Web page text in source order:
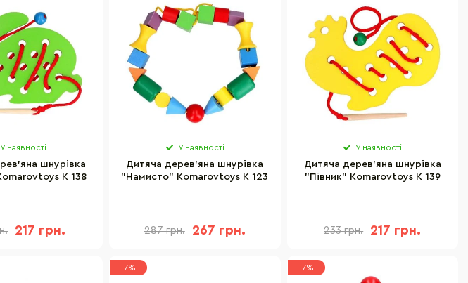
У наявності
шнурівка
К 138
217 грн.
У наявності
Дитяча дерев'яна шнурівка
"Намисто" Komarovtoys К 123
287 грн. 267 грн.
У наявності
Дитяча дерев'яна шнурівка
"Півник" Komarovtoys К 139
233 грн. 217 грн.
-7% -7%